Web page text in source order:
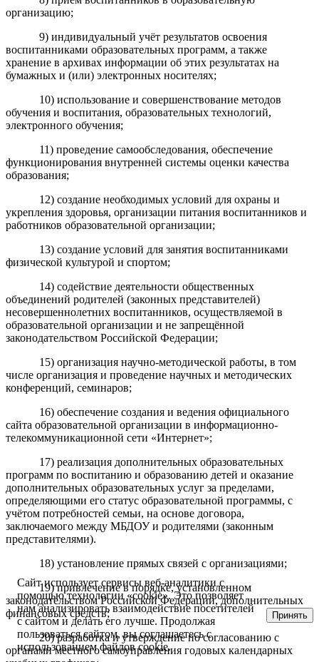
организацию;
9) индивидуальный учёт результатов освоения
воспитанниками образовательных программ, а также
хранение в архивах информации об этих результатах на
бумажных и (или) электронных носителях;
10) использование и совершенствование методов
обучения и воспитания, образовательных технологий,
электронного обучения;
11) проведение самообследования, обеспечение
функционирования внутренней системы оценки качества
образования;
12) создание необходимых условий для охраны и
укрепления здоровья, организации питания воспитанников и
работников образовательной организации;
13) создание условий для занятия воспитанниками
физической культурой и спортом;
14) содействие деятельности общественных
объединений родителей (законных представителей)
несовершеннолетних воспитанников, осуществляемой в
образовательной организации и не запрещённой
законодательством Российской Федерации;
15) организация научно-методической работы, в том
числе организация и проведение научных и методических
конференций, семинаров;
16) обеспечение создания и ведения официального
сайта образовательной организации в информационно-
телекоммуникационной сети «Интернет»;
17) реализация дополнительных образовательных
программ по воспитанию и образованию детей и оказание
дополнительных образовательных услуг за пределами,
определяющими его статус образовательной программы, с
учётом потребностей семьи, на основе договора,
заключаемого между МБДОУ и родителями (законным
представителями).
18) установление прямых связей с организациями;
19) привлечение в порядке, установленном
законодательством Российской Федерации, дополнительных
финансовых средств;
20) разработка и утверждение по согласованию с
органами местного самоуправления годовых календарных
Сайт использует сервисы веб-аналитики с
помощью технологии «cookie». Это позволяет
нам анализировать взаимодействие посетителей
с сайтом и делать его лучше. Продолжая
пользоваться сайтом, вы соглашаетесь с
использованием файлов cookie.
Принять